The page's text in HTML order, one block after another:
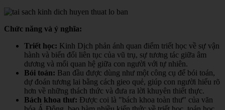
Chức năng và ý nghĩa:
Triết học: Kinh Dịch phản ánh quan điểm triết học về sự vận
hành và biến đổi liên tục của vũ trụ, sự tương tác giữa âm
dương và mối quan hệ giữa con người với tự nhiên.
Bói toán: Ban đầu được dùng như một công cụ để bói toán,
dự đoán tương lai bằng cách gieo quẻ, giúp con người hiểu rõ
hơn về những thách thức và đưa ra lời khuyên thiết thực.
Bách khoa thư: Được coi là "bách khoa toàn thư" của văn